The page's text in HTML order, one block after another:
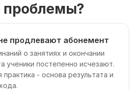
продлевают абонемент
о занятиях и окончании
ученики постепенно исчезают.
практика - основа результата и